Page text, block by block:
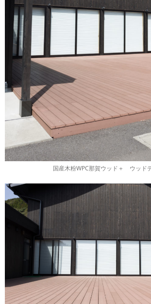
国産木粉WPC那賀ウッド＋ ウッド